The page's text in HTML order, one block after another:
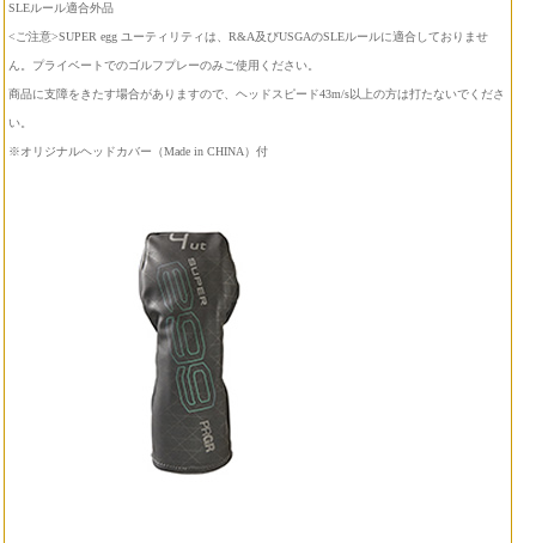
SLEルール適合外品
<ご注意>SUPER egg ユーティリティは、R&A及びUSGAのSLEルールに適合しておりませ
ん。プライベートでのゴルフプレーのみご使用ください。
商品に支障をきたす場合がありますので、ヘッドスピード43m/s以上の方は打たないでくださ
い。
※オリジナルヘッドカバー（Made in CHINA）付